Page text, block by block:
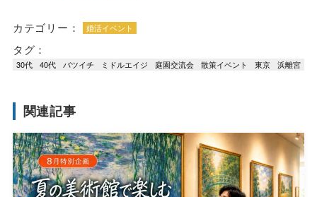
カテゴリー： 婚活イベント
タグ：
30代 40代 バツイチ ミドルエイジ 庭園交流会 散策イベント 東京 浜離宮
関連記事